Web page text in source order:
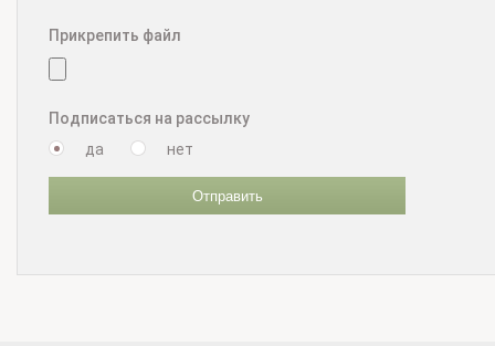
Прикрепить файл
Подписаться на рассылку
да
нет
Отправить